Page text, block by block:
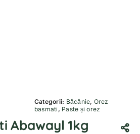
Categorii: Băcănie, Orez
basmati , Paste și orez
Abawayl 1kg